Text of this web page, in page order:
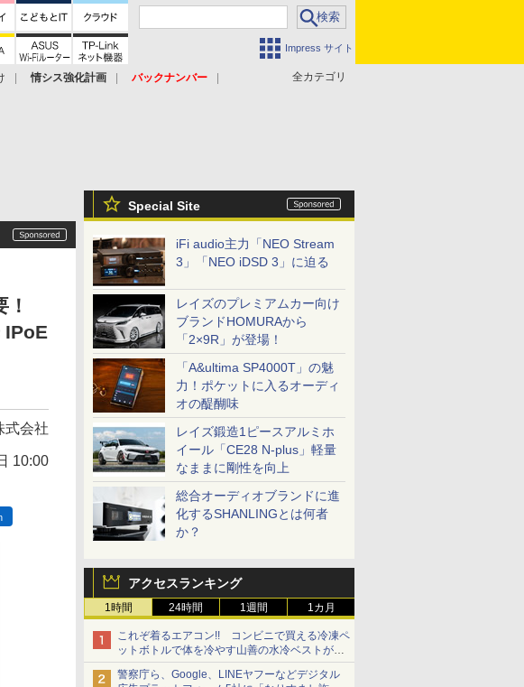
Impress サイト
全カテゴリ
情シス強化計画
バックナンバー
Special Site
iFi audio主力「NEO Stream
3」「NEO iDSD 3」に迫る
レイズのプレミアムカー向け
ブランドHOMURAから
「2×9R」が登場！
「A&ultima SP4000T」の魅
力！ポケットに入るオーディ
オの醍醐味
レイズ鍛造1ピースアルミホ
イール「CE28 N-plus」軽量
なままに剛性を向上
総合オーディオブランドに進
化するSHANLINGとは何者
か？
アクセスランキング
1時間 24時間 1週間 1カ月
これぞ着るエアコン!! コンビニで買える冷凍ペ
ットボトルで体を冷やす山善の水冷ベストがロ
ードバイクにちょうどいい【ぼっち・ざ・ろー
ど！その14】【空いた時間でなにしてる？】
警察庁ら、Google、LINEヤフーなどデジタル
IPoE
式会社
10:00